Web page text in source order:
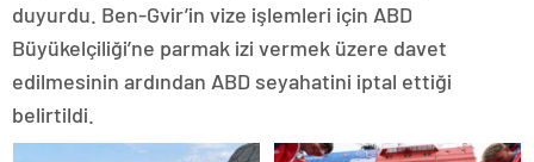
duyurdu. Ben-Gvir’in vize işlemleri için ABD
Büyükelçiliği’ne parmak izi vermek üzere davet
edilmesinin ardından ABD seyahatini iptal ettiği
belirtildi.